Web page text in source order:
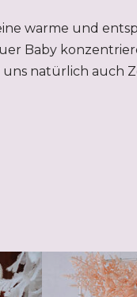
warme und
Baby
uns natürlich auch